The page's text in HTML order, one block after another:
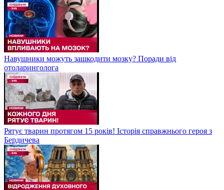
Навушники можуть зашкодити мозку? Поради від
отоларинголога
Рятує тварин протягом 15 років! Історія справжнього героя з
Бердичева